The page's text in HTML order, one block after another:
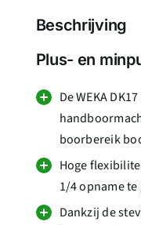
Beschrijving
Plus- en
De WEKA
boorbereik
Hoge
1/4 opname
Dankzij de